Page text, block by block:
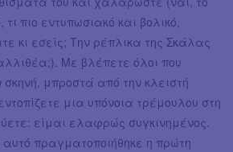
τι πιο εντυπωσιακό και βολικό,
κι εσείς; Την ρέπλικα της Σκάλας
Με βλέπετε όλοι που
μπροστά από την κλειστή
μια υπόνοια τρέμουλου στη
είμαι ελαφρώς συγκινημένος.
πραγματοποιήθηκε η πρώτη